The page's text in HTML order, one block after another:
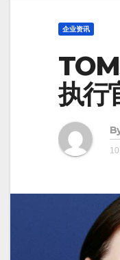
企业资讯
执行